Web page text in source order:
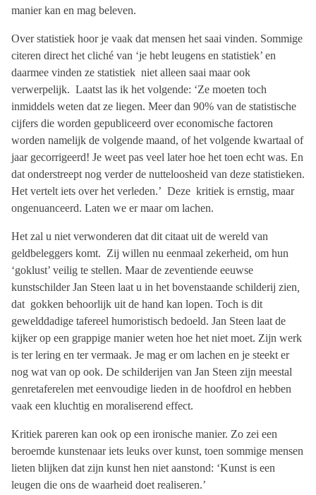
manier kan en mag beleven.
Over statistiek hoor je vaak dat mensen het saai vinden. Sommige
citeren direct het cliché van ‘je hebt leugens en statistiek’ en
daarmee vinden ze statistiek niet alleen saai maar ook
verwerpelijk. Laatst las ik het volgende: ‘Ze moeten toch
inmiddels weten dat ze liegen. Meer dan 90% van de statistische
cijfers die worden gepubliceerd over economische factoren
worden namelijk de volgende maand, of het volgende kwartaal of
jaar gecorrigeerd! Je weet pas veel later hoe het toen echt was. En
dat onderstreept nog verder de nutteloosheid van deze statistieken.
Het vertelt iets over het verleden.’ Deze kritiek is ernstig, maar
ongenuanceerd. Laten we er maar om lachen.
Het zal u niet verwonderen dat dit citaat uit de wereld van
geldbeleggers komt. Zij willen nu eenmaal zekerheid, om hun
‘goklust’ veilig te stellen. Maar de zeventiende eeuwse
kunstschilder Jan Steen laat u in het bovenstaande schilderij zien
dat gokken behoorlijk uit de hand kan lopen. Toch is dit
gewelddadige tafereel humoristisch bedoeld. Jan Steen laat de
kijker op een grappige manier weten hoe het niet moet. Zijn werk
is ter lering en ter vermaak. Je mag er om lachen en je steekt er
nog wat van op ook. De schilderijen van Jan Steen zijn meestal
genretaferelen met eenvoudige lieden in de hoofdrol en hebben
vaak een kluchtig en moraliserend effect.
Kritiek pareren kan ook op een ironische manier. Zo zei een
beroemde kunstenaar iets leuks over kunst, toen sommige mensen
lieten blijken dat zijn kunst hen niet aanstond: ‘Kunst is een
leugen die ons de waarheid doet realiseren.’